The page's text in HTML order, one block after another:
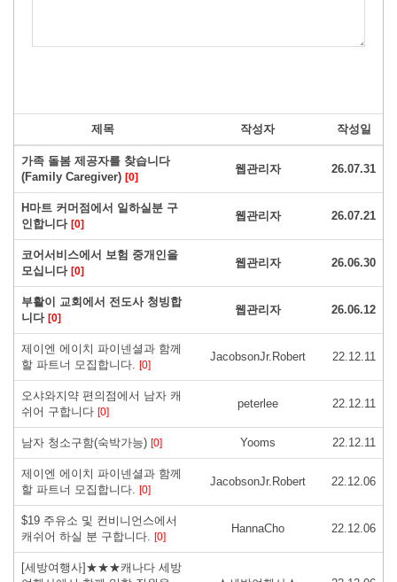
제목 작성자 작성일
가족 돌봄 제공자를 찾습니다
(Family Caregiver) [0]
웹관리자 26.07.31
H마트 커머점에서 일하실분 구
인합니다 [0]
웹관리자 26.07.21
코어서비스에서 보험 중개인을
모십니다 [0]
웹관리자 26.06.30
부활이 교회에서 전도사 청빙합
니다 [0]
웹관리자 26.06.12
제이엔 에이치 파이넨셜과 함께
할 파트너 모집합니다.
[0]
JacobsonJr.Robert 22.12.11
오샤와지약 편의점에서 남자 캐
쉬어 구합니다 [0]
peterlee 22.12.11
남자 청소구함(숙박가능) [0] Yooms 22.12.11
제이엔 에이치 파이넨셜과 함께
할 파트너 모집합니다.
[0]
JacobsonJr.Robert 22.12.06
$19 주유소 및 컨비니언스에서
캐쉬어 하실 분 구합니다.
[0]
HannaCho 22.12.06
[세방여행사]★★★캐나다 세방